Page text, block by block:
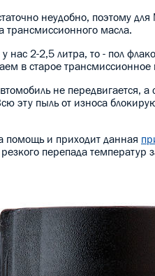
неудобно, поэтому
трансмиссионного масла.
у нас 2-2,5 литра, то - пол
в старое
не передвигается,
эту пыль от износа
помощь и приходит данная
перепада температур